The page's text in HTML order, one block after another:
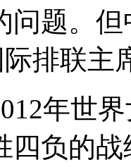
问题。
排联主
年世界
四负的